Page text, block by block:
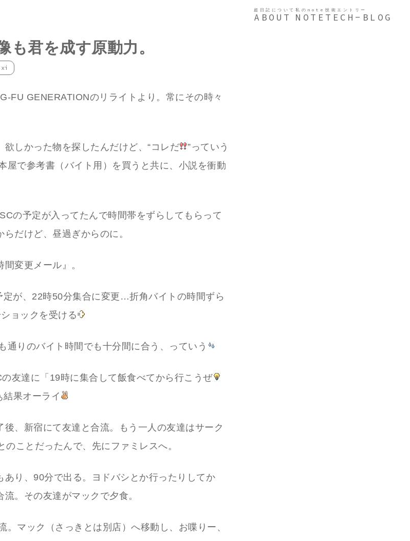
超日記について
ABOUT
私のnote
NOTE
技術エントリー
TECH-BLOG
も君を成す原動力。
FU GENERATIONのリライトより。常にその時々
欲しかった物を探したんだけど、“コレだ
”っていう
屋で参考書（バイト用）を買うと共に、小説を衝動
の予定が入ってたんで時間帯をずらしてもらって
だけど、昼過ぎからのに。
変更メール』。
定が、22時50分集合に変更…折角バイトの時間ずら
ョックを受ける
通りのバイト時間でも十分間に合う、っていう
友達に「19時に集合して飯食べてから行こうぜ
結果オーライ
後、新宿にて友達と合流。もう一人の友達はサーク
のことだったんで、先にファミレスへ。
あり、90分で出る。ヨドバシとか行ったりしてか
。その友達がマックで夕食。
。マック（さっきとは別店）へ移動し、お喋りー、